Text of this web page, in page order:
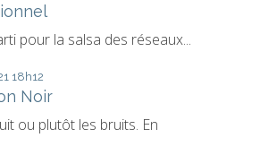
pour la salsa des réseaux...
18h12
Noir
ou plutôt les bruits. En